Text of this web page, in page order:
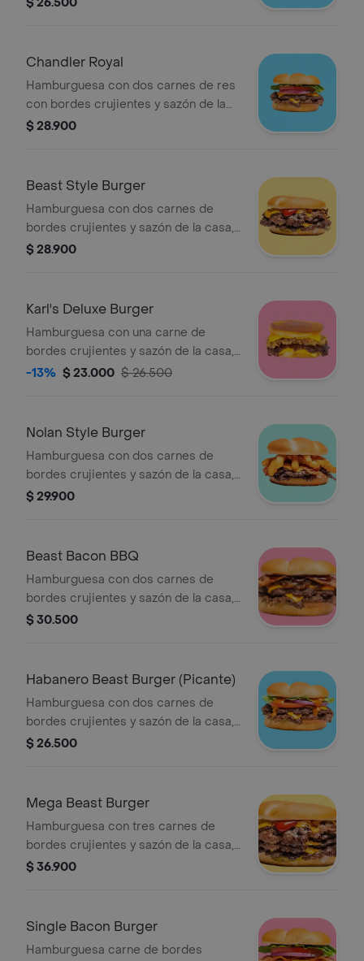
Chandler Royal
Hamburguesa con dos carnes de res
con bordes crujientes y sazón de la
casa, queso americano, mayonesa,
brioche tostado.
$ 28.900
Beast Style Burger
Hamburguesa con dos carnes de
bordes crujientes y sazón de la casa,
queso americano, pepinillos, cebolla
$ 28.900
Karl's Deluxe Burger
Hamburguesa con una carne de
bordes crujientes y sazón de la casa,
queso americano y cebolla asada
-13% $ 23.000 $ 26.500
Nolan Style Burger
Hamburguesa con dos carnes de
bordes crujientes y sazón de la casa,
queso americano, mayonesa, ketchup,
$ 29.900
Beast Bacon BBQ
Hamburguesa con dos carnes de
bordes crujientes y sazón de la casa,
queso americano, Salsa BBQ, cebolla
$ 30.500
Habanero Beast Burger (Picante)
Hamburguesa con dos carnes de
bordes crujientes y sazón de la casa,
queso americano, Salsa Habanero
$ 26.500
Mega Beast Burger
Hamburguesa con tres carnes de
bordes crujientes y sazón de la casa,
queso americano, cebolla asada,
tostado.
$ 36.900
Single Bacon Burger
Hamburguesa carne de bordes